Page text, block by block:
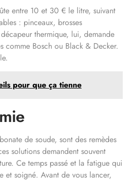
entre 10 et 30 € le litre, suivant
: pinceaux, brosses
thermique, lui, demande
Bosch ou Black & Decker.
pour que ça tienne
de soude, sont des remèdes
solutions demandent souvent
Ce temps passé et la fatigue qui
et soigné. Avant de vous lancer,